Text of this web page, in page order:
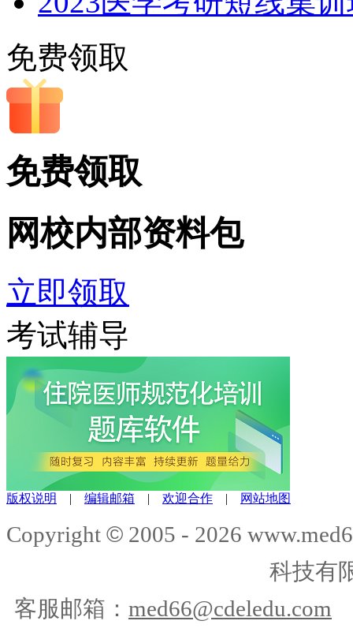
免费领取
免费领取
网校内部资料包
立即领取
考试辅导
版权说明 编辑邮箱 欢迎合作 网站地图
Copyright © 2005 - 2026
科技有
客服邮箱： med66@cdeledu.com